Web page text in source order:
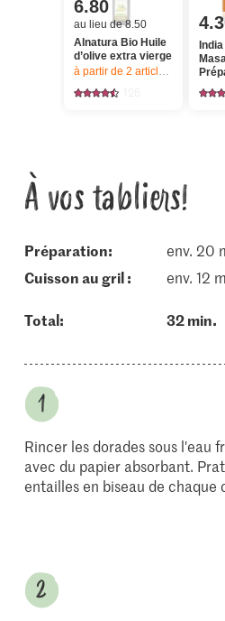
6.80
au lieu de 8.50
Alnatura Bio Huile
d’olive extra vierge
à partir de 2 articles, Offre
À vos tabliers!
Préparation:
env. 20
cuisson au gril :
env. 12
Total: 32 min.
Rincer les dorades sous l'eau
avec du papier absorbant.
entailles en biseau de chaque